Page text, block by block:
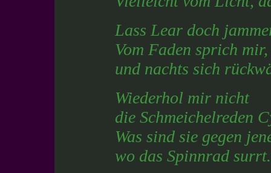
Lass Lear doch
Vom Faden sprich
und nachts sich
Wiederhol mir nicht
die Schmeichelreden
Was sind sie gegen
wo das Spinnrad surrt.